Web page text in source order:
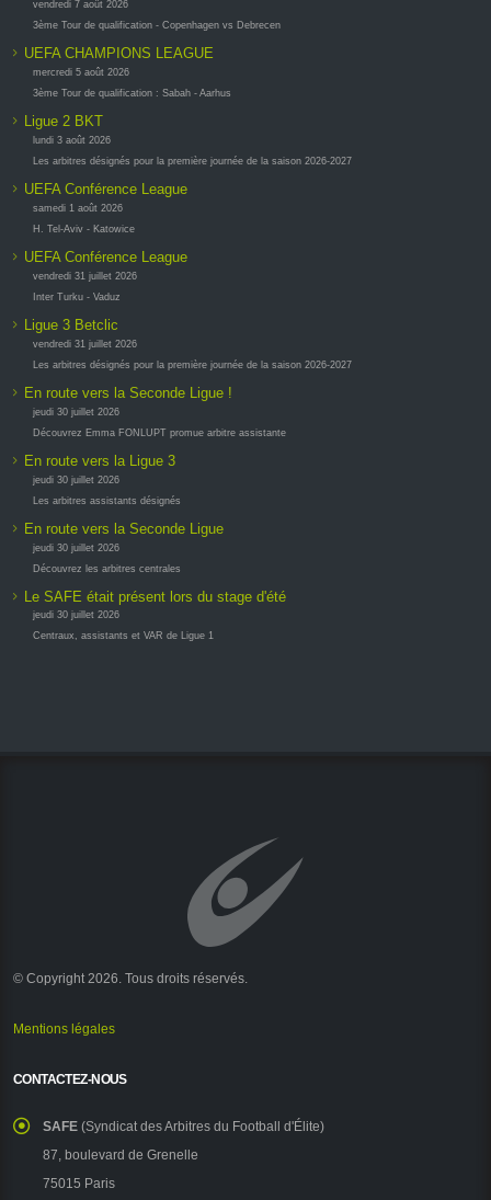
vendredi 7 août 2026
3ème Tour de qualification - Copenhagen vs Debrecen
UEFA CHAMPIONS LEAGUE
mercredi 5 août 2026
3ème Tour de qualification : Sabah - Aarhus
Ligue 2 BKT
lundi 3 août 2026
Les arbitres désignés pour la première journée de la saison 2026-2027
UEFA Conférence League
samedi 1 août 2026
H. Tel-Aviv - Katowice
UEFA Conférence League
vendredi 31 juillet 2026
Inter Turku - Vaduz
Ligue 3 Betclic
vendredi 31 juillet 2026
Les arbitres désignés pour la première journée de la saison 2026-2027
En route vers la Seconde Ligue !
jeudi 30 juillet 2026
Découvrez Emma FONLUPT promue arbitre assistante
En route vers la Ligue 3
jeudi 30 juillet 2026
Les arbitres assistants désignés
En route vers la Seconde Ligue
jeudi 30 juillet 2026
Découvrez les arbitres centrales
Le SAFE était présent lors du stage d'été
jeudi 30 juillet 2026
Centraux, assistants et VAR de Ligue 1
© Copyright 2026. Tous droits réservés.
Mentions légales
CONTACTEZ-NOUS
SAFE (Syndicat des Arbitres du Football d'Élite)
87, boulevard de Grenelle
75015 Paris